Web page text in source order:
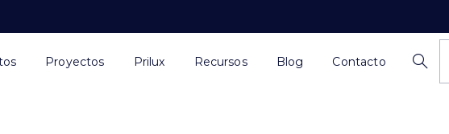
Proyectos Prilux Recursos Blog Contacto